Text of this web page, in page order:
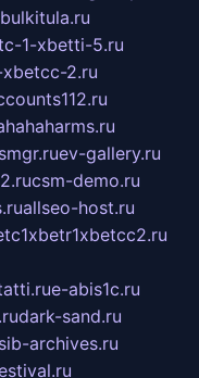
bulkitula.ru
1-xbetti-5.ru
2.ru
ev-gallery.ru
csm-demo.ru
allseo-host.ru
e-abis1c.ru
dark-sand.ru
sib-archives.ru